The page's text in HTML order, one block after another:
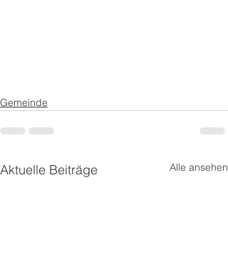
Gemeinde
Aktuelle Beiträge Alle ansehen